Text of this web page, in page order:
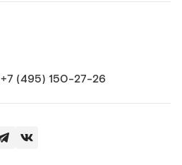
+7 (495) 150‑27‑26